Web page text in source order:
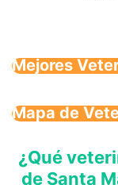
Mejores
Mapa de
¿Qué
de Santa